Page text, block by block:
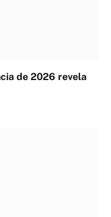
de 2026 revela